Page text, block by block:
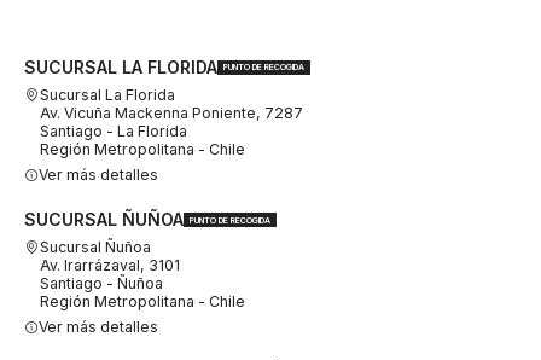
SUCURSAL LA FLORIDA PUNTO DE RECOGIDA
Sucursal La Florida
Av. Vicuña Mackenna Poniente, 7287
Santiago - La Florida
Región Metropolitana - Chile
Ver más detalles
SUCURSAL ÑUÑOA PUNTO DE RECOGIDA
Sucursal Ñuñoa
Av. Irarrázaval, 3101
Santiago - Ñuñoa
Región Metropolitana - Chile
Ver más detalles